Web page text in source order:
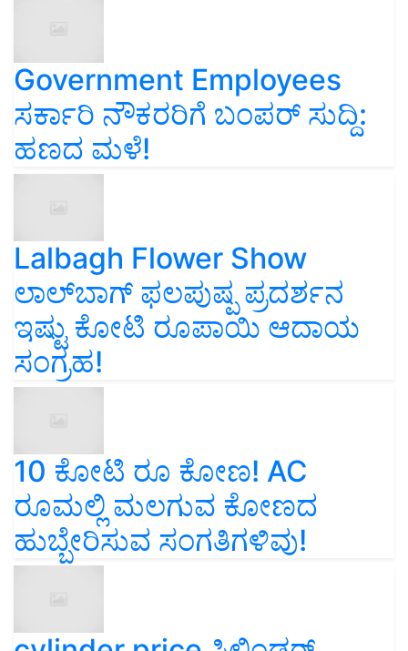
Government Employees
ಸರ್ಕಾರಿ ನೌಕರರಿಗೆ ಬಂಪರ್‌ ಸುದ್ದಿ:
ಹಣದ ಮಳೆ!
Lalbagh Flower Show
ಲಾಲ್‌ಬಾಗ್ ಫಲಪುಷ್ಪ ಪ್ರದರ್ಶನ
ಇಷ್ಟು ಕೋಟಿ ರೂಪಾಯಿ ಆದಾಯ
ಸಂಗ್ರಹ!
10 ಕೋಟಿ ರೂ ಕೋಣ! AC
ರೂಮಲ್ಲಿ ಮಲಗುವ ಕೋಣದ
ಹುಬ್ಬೇರಿಸುವ ಸಂಗತಿಗಳಿವು!